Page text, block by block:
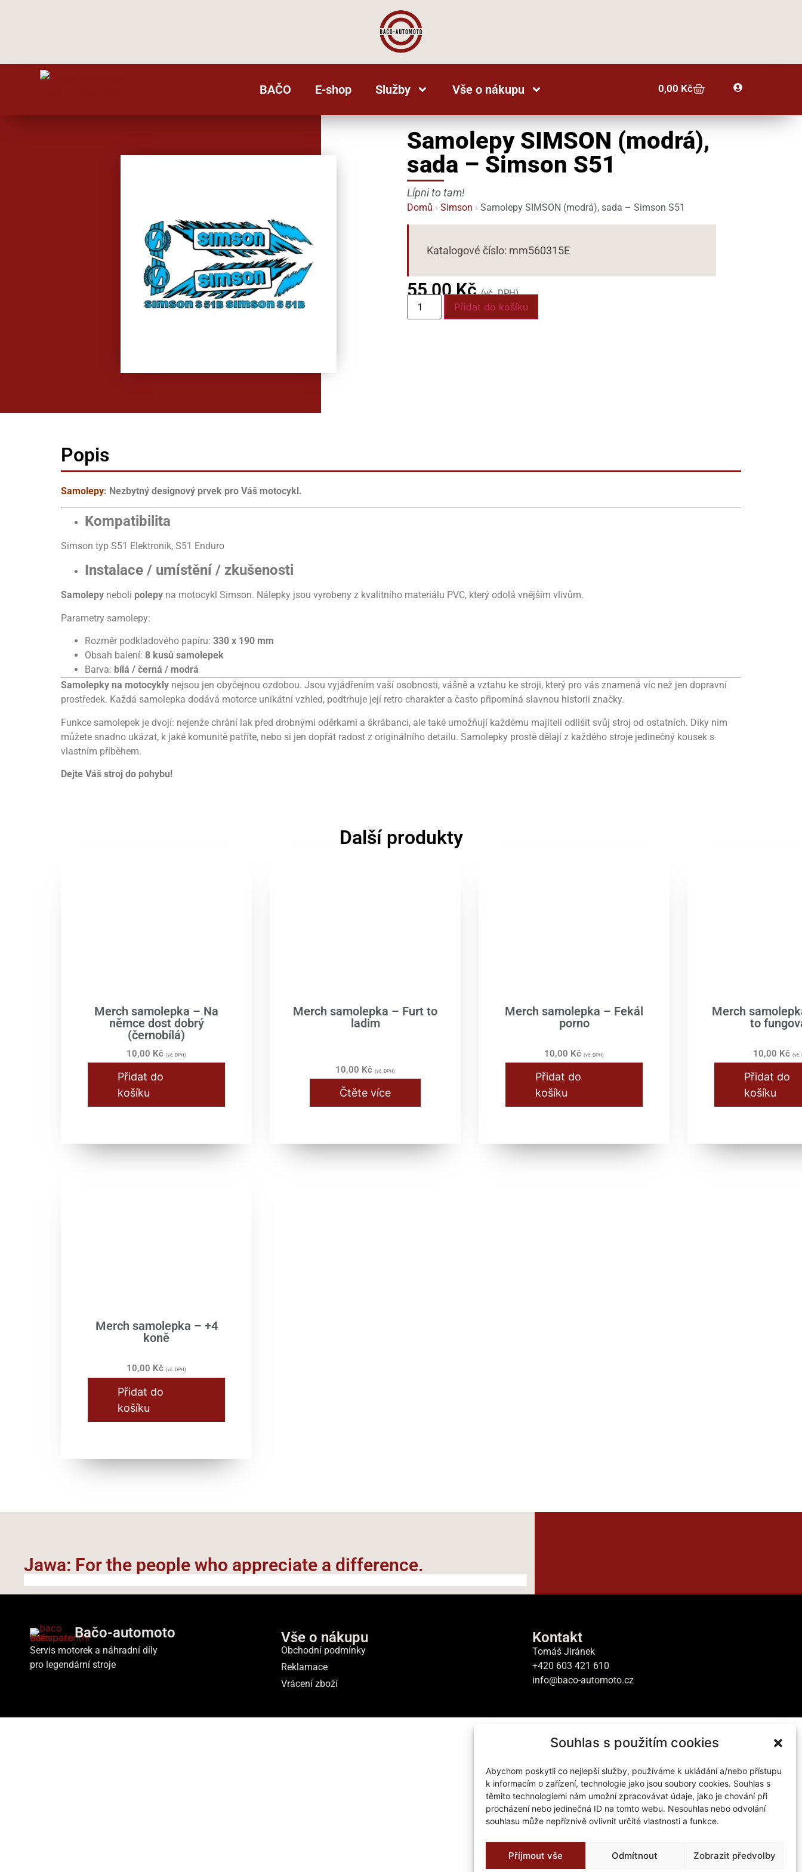
Souhlas s použitím cookies
Abychom poskytli co nejlepší služby, používáme k ukládání a/nebo přístupu
k informacím o zařízení, technologie jako jsou soubory cookies. Souhlas s
těmito technologiemi nám umožní zpracovávat údaje, jako je chování při
procházení nebo jedinečná ID na tomto webu. Nesouhlas nebo odvolání
souhlasu může nepříznivě ovlivnit určité vlastnosti a funkce.
Příjmout vše Odmítnout Zobrazit předvolby
BAČO E-shop Služby Vše o nákupu 0,00 Kč
Samolepy SIMSON (modrá),
sada – Simson S51
Lípni to tam!
Domů › Simson › Samolepy SIMSON (modrá), sada – Simson S51
Katalogové číslo: mm560315E
55,00Kč (vč. DPH)
Přidat do košíku
Popis
Samolepy: Nezbytný designový prvek pro Váš motocykl.
Kompatibilita
Simson typ S51 Elektronik, S51 Enduro
Instalace / umístění / zkušenosti
Samolepy neboli polepy na motocykl Simson. Nálepky jsou vyrobeny z kvalitního materiálu PVC, který odolá vnějším vlivům.
Parametry samolepy:
Rozměr podkladového papíru: 330 x 190 mm
Obsah balení: 8 kusů samolepek
Barva: bílá / černá / modrá
Samolepky na motocykly nejsou jen obyčejnou ozdobou. Jsou vyjádřením vaší osobnosti, vášně a vztahu ke stroji, který pro vás znamená víc než jen dopravní
prostředek. Každá samolepka dodává motorce unikátní vzhled, podtrhuje její retro charakter a často připomíná slavnou historii značky.
Funkce samolepek je dvojí: nejenže chrání lak před drobnými oděrkami a škrábanci, ale také umožňují každému majiteli odlišit svůj stroj od ostatních. Díky nim
můžete snadno ukázat, k jaké komunitě patříte, nebo si jen dopřát radost z originálního detailu. Samolepky prostě dělají z každého stroje jedinečný kousek s
vlastním příběhem.
Dejte Váš stroj do pohybu!
Další produkty
Merch samolepka – Na
němce dost dobrý
(černobílá)
10,00 Kč (vč. DPH)
Přidat do
košíku
Merch samolepka – Furt to
ladim
10,00 Kč (vč. DPH)
Čtěte více
Merch samolepka – Fekál
porno
10,00 Kč (vč. DPH)
Přidat do
košíku
Merch
to
10,00 Kč (vč.
Přidat do
košíku
Merch samolepka – +4
koně
10,00 Kč (vč. DPH)
Přidat do
košíku
Jawa: For the people who appreciate a difference.​
Bačo-automoto
Servis motorek a náhradní díly
pro legendární stroje
Vše o nákupu
Obchodní podmínky
Reklamace
Vrácení zboží
Kontakt
Tomáš Jiránek
+420 603 421 610
info@baco-automoto.cz